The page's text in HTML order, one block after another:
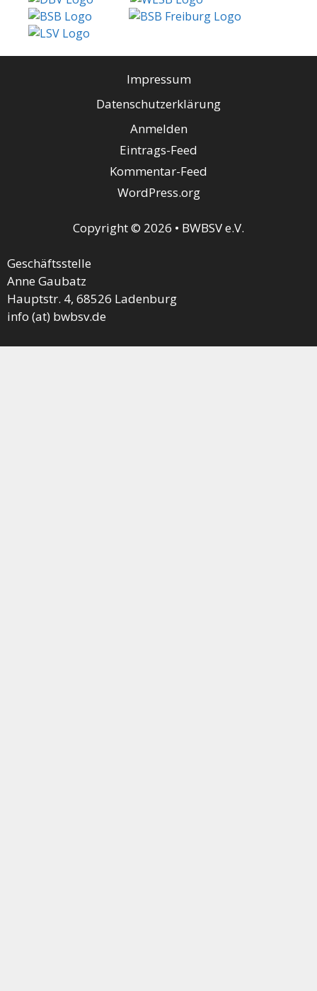
Impressum
Datenschutzerklärung
Anmelden
Eintrags-Feed
Kommentar-Feed
WordPress.org
Copyright © 2026 • BWBSV e.V.
Geschäftsstelle
Anne Gaubatz
Hauptstr. 4, 68526 Ladenburg
info (at) bwbsv.de